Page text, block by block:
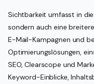
Sichtbarkeit umfasst in
sondern auch eine
E-Mail-Kampagnen und
Optimierungslösungen,
SEO, Clearscope und
Keyword-Einblicke,